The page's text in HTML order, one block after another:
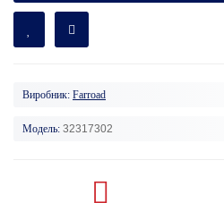
Виробник: Farroad
Модель: 32317302